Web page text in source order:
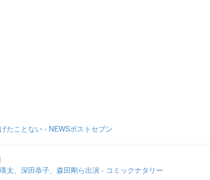
たことない - NEWSポストセブン
太、深田恭子、森田剛ら出演 - コミックナタリー